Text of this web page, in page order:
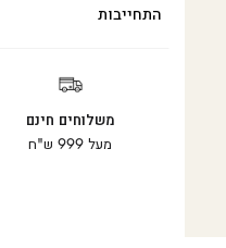
התחייבות
משלוחים חינם
מעל 999 ש"ח